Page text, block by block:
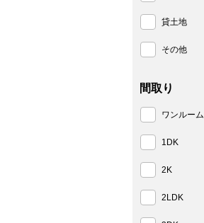
貸土地
その他
間取り
ワンルーム
1DK
2K
2LDK